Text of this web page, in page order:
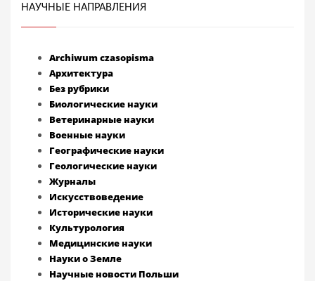
НАУЧНЫЕ НАПРАВЛЕНИЯ
Archiwum czasopisma
Архитектура
Без рубрики
Биологические науки
Ветеринарные науки
Военные науки
Географические науки
Геологические науки
Журналы
Искусствоведение
Исторические науки
Культурология
Медицинские науки
Науки о Земле
Научные новости Польши